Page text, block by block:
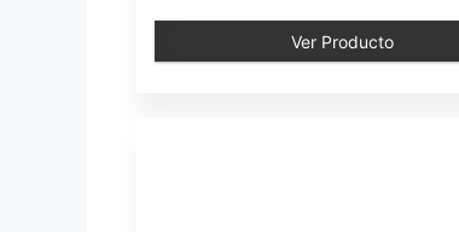
Ver Producto